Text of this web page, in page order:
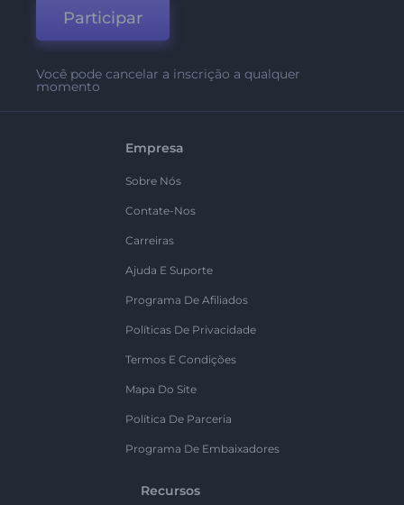
Participar
Você pode cancelar a inscrição a qualquer
momento
Empresa
Sobre Nós
Contate-Nos
Carreiras
Ajuda E Suporte
Programa De Afiliados
Políticas De Privacidade
Termos E Condições
Mapa Do Site
Política De Parceria
Programa De Embaixadores
Recursos